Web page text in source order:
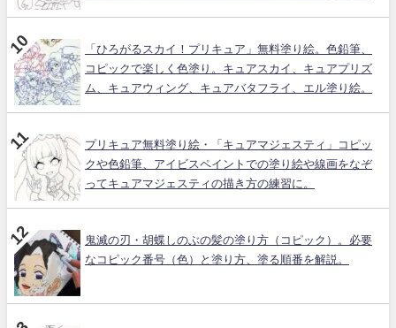
「ひろがるスカイ！プリキュア」無料塗り絵。色鉛筆、
コピックで楽しく色塗り。キュアスカイ、キュアプリズ
ム、キュアウィング、キュアバタフライ、エル塗り絵。
プリキュア無料塗り絵・「キュアマジェスティ」コピッ
クや色鉛筆、アイビスペイントでの塗り絵や線画をなぞ
ってキュアマジェスティの描き方の練習に。
鬼滅の刃・胡蝶しのぶの髪の塗り方（コピック）。必要
なコピック番号（色）と塗り方、塗る順番を解説。